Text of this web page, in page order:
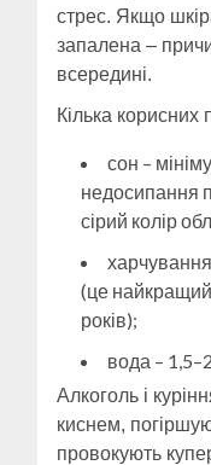
стрес. Якщо
запалена –
всередині.
Кілька корисних
сон –
недосипання
сірий колір
харчування
(це
років);
вода –
Алкоголь і
киснем,
провокують